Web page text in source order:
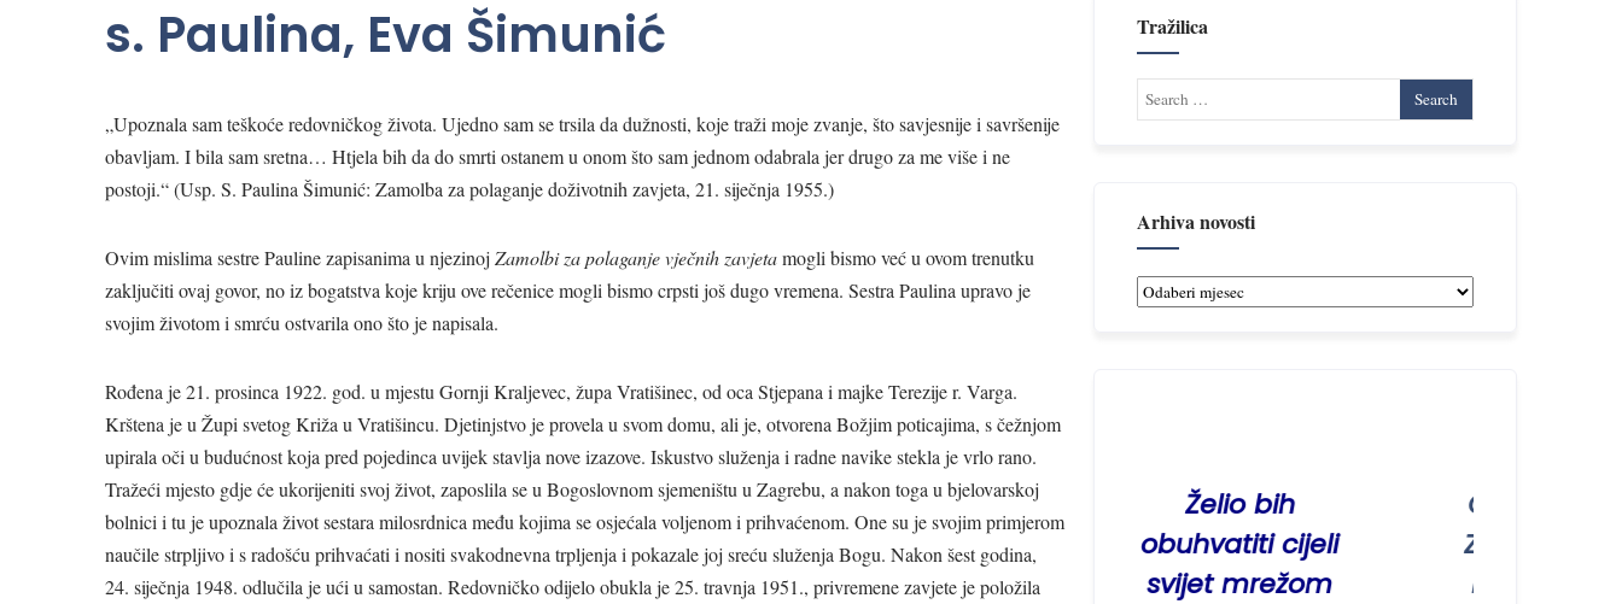
s. Paulina, Eva Šimunić
„Upoznala sam teškoće redovničkog života. Ujedno sam se trsila da dužnosti, koje traži moje zvanje, što savjesnije i savršenije
obavljam. I bila sam sretna… Htjela bih da do smrti ostanem u onom što sam jednom odabrala jer drugo za me više i ne
postoji.“ (Usp. S. Paulina Šimunić: Zamolba za polaganje doživotnih zavjeta, 21. siječnja 1955.)
Ovim mislima sestre Pauline zapisanima u njezinoj Zamolbi za polaganje vječnih zavjetamogli bismo već u ovom trenutku
zaključiti ovaj govor, no iz bogatstva koje kriju ove rečenice mogli bismo crpsti još dugo vremena. Sestra Paulina upravo je
svojim životom i smrću ostvarila ono što je napisala.
Rođena je 21. prosinca 1922. god. u mjestu Gornji Kraljevec, župa Vratišinec, od oca Stjepana i majke Terezije r. Varga.
Krštena je u Župi svetog Križa u Vratišincu. Djetinjstvo je provela u svom domu, ali je, otvorena Božjim poticajima, s čežnjom
upirala oči u budućnost koja pred pojedinca uvijek stavlja nove izazove. Iskustvo služenja i radne navike stekla je vrlo rano.
Tražeći mjesto gdje će ukorijeniti svoj život, zaposlila se u Bogoslovnom sjemeništu u Zagrebu, a nakon toga u bjelovarskoj
bolnici i tu je upoznala život sestara milosrdnica među kojima se osjećala voljenom i prihvaćenom. One su je svojim primjerom
naučile strpljivo i s radošću prihvaćati i nositi svakodnevna trpljenja i pokazale joj sreću služenja Bogu. Nakon šest godina,
24. siječnja 1948. odlučila je ući u samostan. Redovničko odijelo obukla je 25. travnja 1951., privremene zavjete je položila
Tražilica
Arhiva novosti
Arhiva
Ništa što činimo
nije Bogu
ugodno ako to
Želio bih
obuhvatiti cijeli
svijet mrežom
On je htio biti na
Zemlji da svi ljudi
ne budu nikada